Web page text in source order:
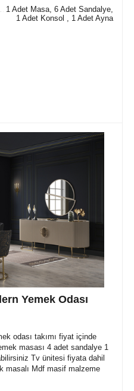
1 Adet Masa, 6 Adet Sandalye,
1 Adet Konsol , 1 Adet Ayna
Yemek Odası
odası takımı fiyat içinde
masası 4 adet sandalye 1
Tv ünitesi fiyata dahil
masalı Mdf masif malzeme